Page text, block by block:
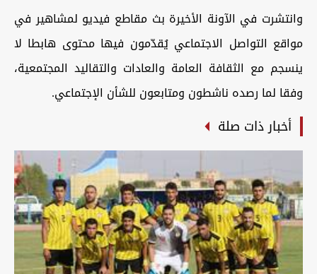
وانتشرت في الآونة الأخيرة بث مقاطع فيديو لمشاهير في
مواقع التواصل الاجتماعي يُقدّمون فيها محتوى هابطا لا
ينسجم مع الثقافة العامة والعادات والتقاليد المجتمعية،
وفقا لما رصده ناشطون ومتابعون للشأن الإجتماعي.
أخبار ذات صلة